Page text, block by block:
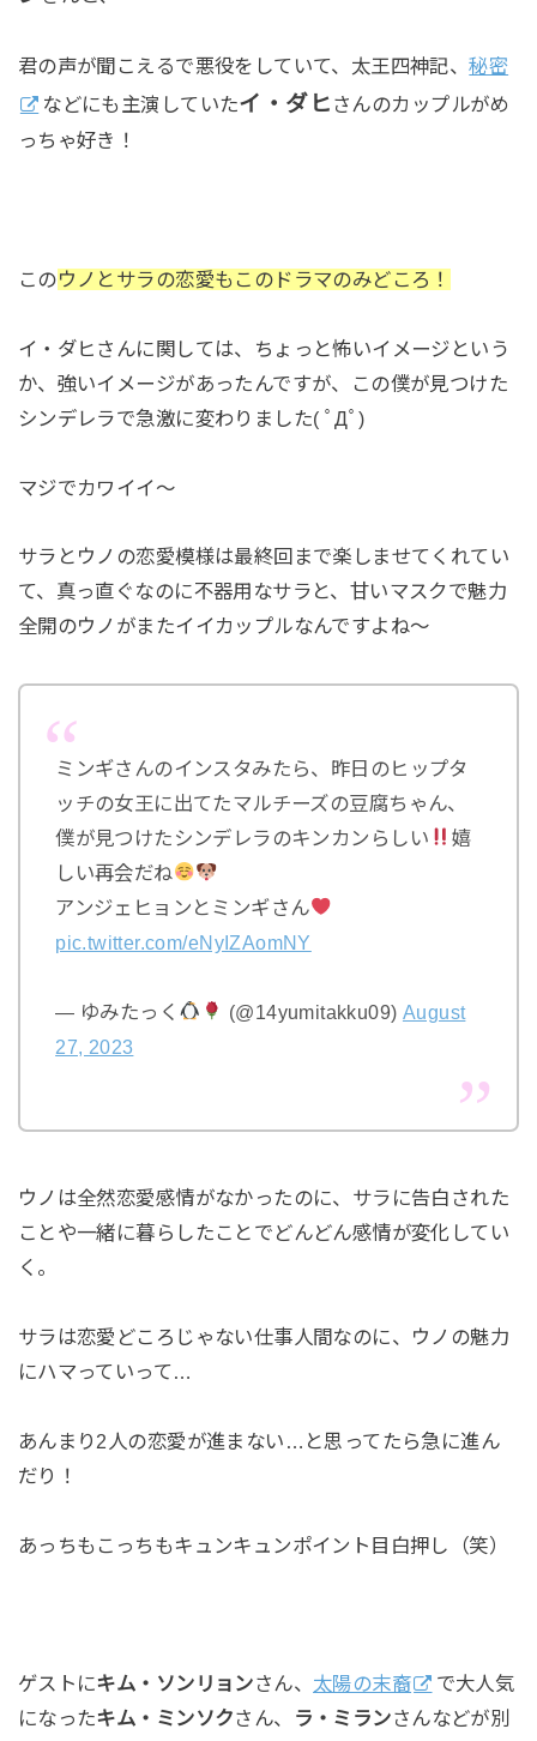
君の声が聞こえるで悪役をしていて、太王四神記、秘密
などにも主演していたイ・ダヒ さんのカップルがめ
っちゃ好き！
このウノとサラの恋愛もこのドラマのみどころ！
イ・ダヒさんに関しては、ちょっと怖いイメージという
か、強いイメージがあったんですが、この僕が見つけた
シンデレラで急激に変わりました( ﾟДﾟ)
マジでカワイイ～
サラとウノの恋愛模様は最終回まで楽しませてくれてい
て、真っ直ぐなのに不器用なサラと、甘いマスクで魅力
全開のウノがまたイイカップルなんですよね～
ミンギさんのインスタみたら、昨日のヒップタ
ッチの女王に出てたマルチーズの豆腐ちゃん、
僕が見つけたシンデレラのキンカンらしい
嬉
しい再会だね
アンジェヒョンとミンギさん
pic.twitter.com/eNyIZAomNY
— ゆみたっく (@14yumitakku09) August
27, 2023
ウノは全然恋愛感情がなかったのに、サラに告白された
ことや一緒に暮らしたことでどんどん感情が変化してい
く。
サラは恋愛どころじゃない仕事人間なのに、ウノの魅力
にハマっていって…
あんまり2人の恋愛が進まない…と思ってたら急に進ん
だり！
あっちもこっちもキュンキュンポイント目白押し（笑）
ゲストにキム・ソンリョンさん、 太陽の末裔
で大人気
になったキム・ミンソクさん、 ラ・ミランさんなどが別